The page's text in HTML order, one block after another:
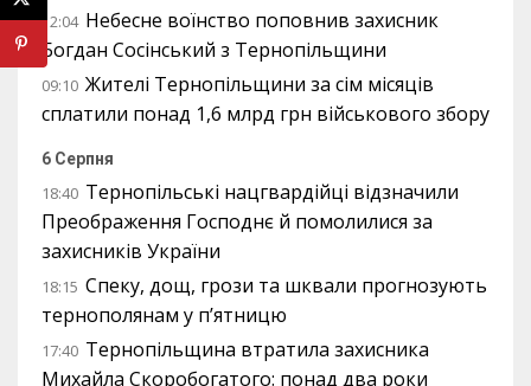
12:04 Небесне воїнство поповнив захисник
Богдан Сосінський з Тернопільщини
09:10 Жителі Тернопільщини за сім місяців
сплатили понад 1,6 млрд грн військового збору
6 Серпня
18:40 Тернопільські нацгвардійці відзначили
Преображення Господнє й помолилися за
захисників України
18:15 Спеку, дощ, грози та шквали прогнозують
тернополянам у п’ятницю
17:40 Тернопільщина втратила захисника
Михайла Скоробогатого: понад два роки